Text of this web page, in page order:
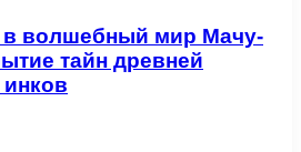
в волшебный мир Мачу-
тайн древней